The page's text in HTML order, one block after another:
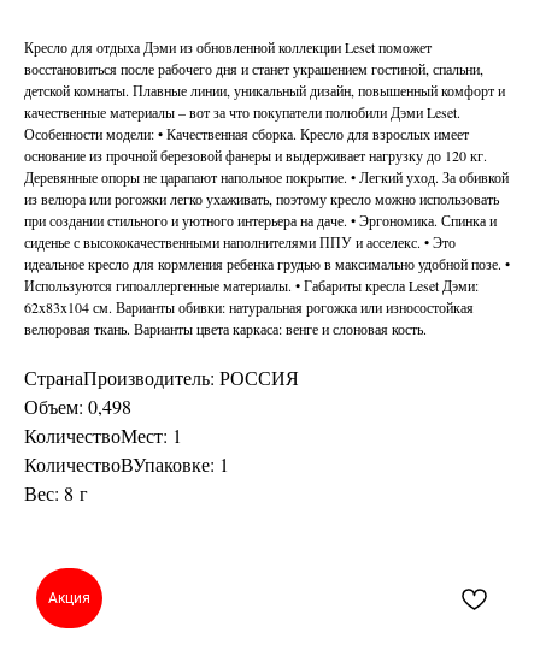
Кресло для отдыха Дэми из обновленной коллекции Leset поможет
восстановиться после рабочего дня и станет украшением гостиной, спальни,
детской комнаты. Плавные линии, уникальный дизайн, повышенный комфорт и
качественные материалы – вот за что покупатели полюбили Дэми Leset.
Особенности модели: • Качественная сборка. Кресло для взрослых имеет
основание из прочной березовой фанеры и выдерживает нагрузку до 120 кг.
Деревянные опоры не царапают напольное покрытие. • Легкий уход. За обивкой
из велюра или рогожки легко ухаживать, поэтому кресло можно использовать
при создании стильного и уютного интерьера на даче. • Эргономика. Спинка и
сиденье с высококачественными наполнителями ППУ и асселекс. • Это
идеальное кресло для кормления ребенка грудью в максимально удобной позе. •
Используются гипоаллергенные материалы. • Габариты кресла Leset Дэми:
62x83x104 см. Варианты обивки: натуральная рогожка или износостойкая
велюровая ткань. Варианты цвета каркаса: венге и слоновая кость.
СтранаПроизводитель: РОССИЯ
Объем: 0,498
КоличествоМест: 1
КоличествоВУпаковке: 1
Вес: 8 г
Акция